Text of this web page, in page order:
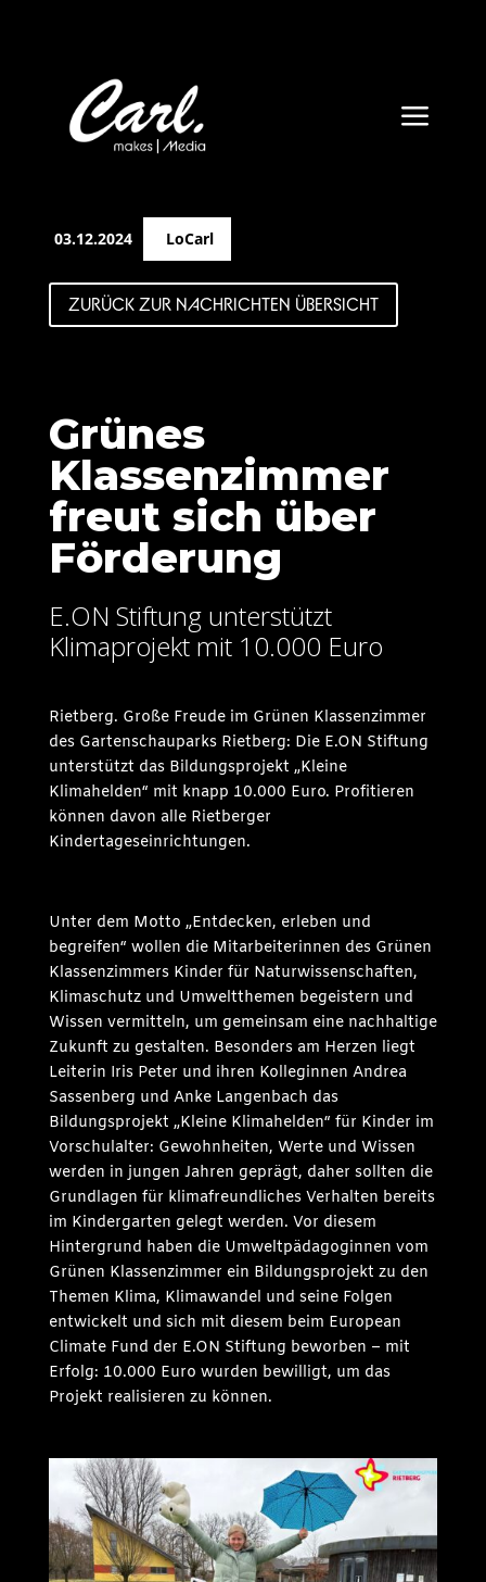
a
03.12.2024 LoCarl
ZURÜCK ZUR NACHRICHTEN ÜBERSICHT
Grünes
Klassenzimmer
freut sich über
Förderung
E.ON Stiftung unterstützt
Klimaprojekt mit 10.000 Euro
Rietberg. Große Freude im Grünen Klassenzimmer
des Gartenschauparks Rietberg: Die E.ON Stiftung
unterstützt das Bildungsprojekt „Kleine
Klimahelden“ mit knapp 10.000 Euro. Profitieren
können davon alle Rietberger
Kindertageseinrichtungen.
Unter dem Motto „Entdecken, erleben und
begreifen“ wollen die Mitarbeiterinnen des Grünen
Klassenzimmers Kinder für Naturwissenschaften,
Klimaschutz und Umweltthemen begeistern und
Wissen vermitteln, um gemeinsam eine nachhaltige
Zukunft zu gestalten. Besonders am Herzen liegt
Leiterin Iris Peter und ihren Kolleginnen Andrea
Sassenberg und Anke Langenbach das
Bildungsprojekt „Kleine Klimahelden“ für Kinder im
Vorschulalter: Gewohnheiten, Werte und Wissen
werden in jungen Jahren geprägt, daher sollten die
Grundlagen für klimafreundliches Verhalten bereits
im Kindergarten gelegt werden. Vor diesem
Hintergrund haben die Umweltpädagoginnen vom
Grünen Klassenzimmer ein Bildungsprojekt zu den
Themen Klima, Klimawandel und seine Folgen
entwickelt und sich mit diesem beim European
Climate Fund der E.ON Stiftung beworben – mit
Erfolg: 10.000 Euro wurden bewilligt, um das
Projekt realisieren zu können.